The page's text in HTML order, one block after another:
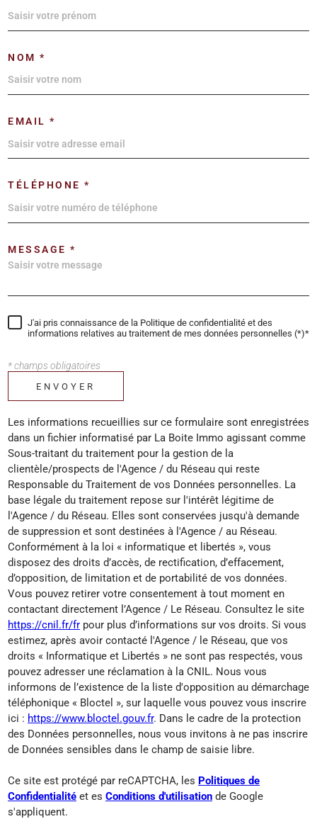
NOM *
EMAIL *
TÉLÉPHONE *
MESSAGE *
J'ai pris connaissance de la Politique de confidentialité et des
informations relatives au traitement de mes données personnelles (*)*
* champs obligatoires
ENVOYER
Les informations recueillies sur ce formulaire sont enregistrées
dans un fichier informatisé par La Boite Immo agissant comme
Sous-traitant du traitement pour la gestion de la
clientèle/prospects de l'Agence / du Réseau qui reste
Responsable du Traitement de vos Données personnelles. La
base légale du traitement repose sur l'intérêt légitime de
l'Agence / du Réseau. Elles sont conservées jusqu'à demande
de suppression et sont destinées à l'Agence / au Réseau.
Conformément à la loi « informatique et libertés », vous
disposez des droits d’accès, de rectification, d’effacement,
d’opposition, de limitation et de portabilité de vos données.
Vous pouvez retirer votre consentement à tout moment en
contactant directement l’Agence / Le Réseau. Consultez le site
https://cnil.fr/fr pour plus d’informations sur vos droits. Si vous
estimez, après avoir contacté l'Agence / le Réseau, que vos
droits « Informatique et Libertés » ne sont pas respectés, vous
pouvez adresser une réclamation à la CNIL. Nous vous
informons de l’existence de la liste d'opposition au démarchage
téléphonique « Bloctel », sur laquelle vous pouvez vous inscrire
ici : https://www.bloctel.gouv.fr. Dans le cadre de la protection
des Données personnelles, nous vous invitons à ne pas inscrire
de Données sensibles dans le champ de saisie libre.
Ce site est protégé par reCAPTCHA, les Politiques de
Confidentialité et es Conditions d'utilisation de Google
s'appliquent.